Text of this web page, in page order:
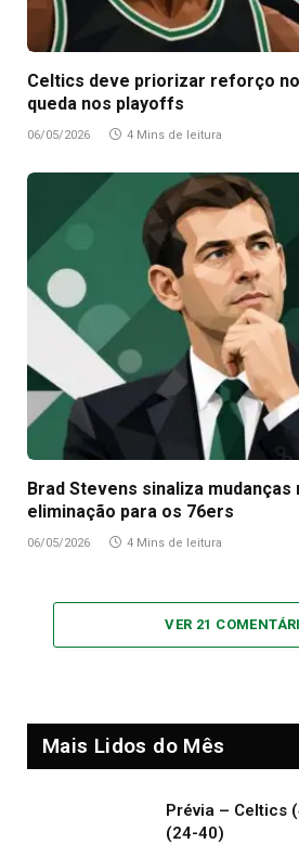
Celtics deve priorizar reforço
queda nos playoffs
06/05/2026 4 Mins de leitura
Brad Stevens sinaliza mudanças
eliminação para os 76ers
06/05/2026 4 Mins de leitura
VER 21
Mais Lidos do Mês
Prévia – Celtics
(24-40)